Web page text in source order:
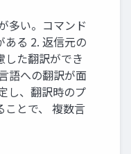
多い。コマンド
ある 2. 返信元の
した翻訳ができ
語への翻訳が面
し、翻訳時のプ
ことで、 複数言